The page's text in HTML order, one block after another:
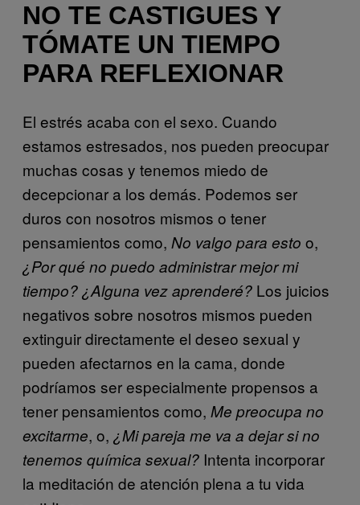
NO TE CASTIGUES Y
TÓMATE UN TIEMPO
PARA REFLEXIONAR
El estrés acaba con el sexo. Cuando
estamos estresados, nos pueden preocupar
muchas cosas y tenemos miedo de
decepcionar a los demás. Podemos ser
duros con nosotros mismos o tener
pensamientos como, No valgo para esto o,
¿Por qué no puedo administrar mejor mi
tiempo? ¿Alguna vez aprenderé? Los juicios
negativos sobre nosotros mismos pueden
extinguir directamente el deseo sexual y
pueden afectarnos en la cama, donde
podríamos ser especialmente propensos a
tener pensamientos como, Me preocupa no
excitarme, o, ¿Mi pareja me va a dejar si no
tenemos química sexual? Intenta incorporar
la meditación de atención plena a tu vida